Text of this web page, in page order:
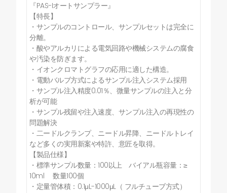
『PAS-Iオートサンプラー』
【特長】
・サンプルのコントロール、サンプルセットは完全に
分離。
・酸やアルカリによる電気回路や機械システムの腐食
や汚染を防ぎます。
・イオンクロマトグラフの応用に適した構造。
・電動バルブ方式によるサンプル注入システム採用
・サンプル注入精度0.01％、微量サンプルの注入と分
析が可能
・サンプル残留や注入速度、サンプル注入の再現性の
問題解決
・二ードルクランプ、ニードル昇降、ニードルトレイ
など多くの実用新案や特許、意匠を取得。
【製品仕様】
・標準サンプル数量：100以上 バイアル瓶容量：≥
10ml 数量100個
・定量管体積：0.1μL-1000μL（ フルチューブ方式）